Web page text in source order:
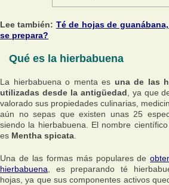
Lee también: Té de hojas de
se prepara?
Qué es la hierbabuena
La hierbabuena o menta es una de las
utilizadas desde la antigüedad , ya que
valorado sus propiedades culinarias,
aún no sepas que existen unas 25
siendo la hierbabuena. El nombre
es Mentha spicata
Una de las formas más populares de
hierbabuena , es preparando té
hojas, ya que sus componentes activos